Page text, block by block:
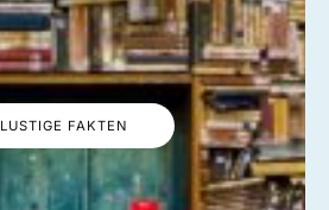
LUSTIGE FAKTEN